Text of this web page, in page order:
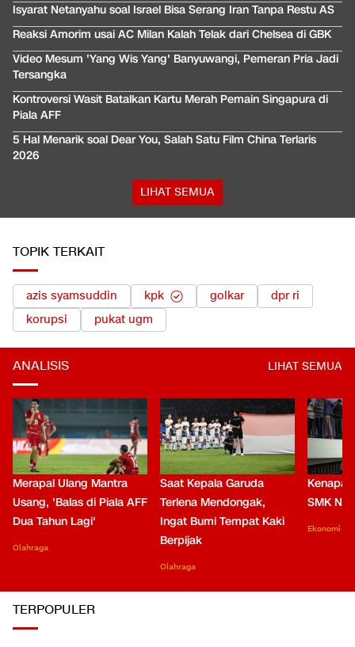
Isyarat Netanyahu soal Israel Bisa Serang Iran Tanpa Restu AS
Reaksi Amorim usai AC Milan Kalah Telak dari Chelsea di GBK
Video Mesum 'Yang Wis Yang' Banyuwangi, Pemeran Pria Jadi
Tersangka
Kontroversi Wasit Batalkan Kartu Merah Pemain Singapura di
Piala AFF
5 Hal Menarik soal Dear You, Salah Satu Film China Terlaris
2026
LIHAT SEMUA
TOPIK TERKAIT
azis syamsuddin kpk golkar
dpr ri
korupsi
pukat ugm
ANALISIS LIHAT SEMUA
Merapal Ulang Mantra
Usang, 'Balas di Piala AFF
Dua Tahun Lagi'
Olahraga
Saat Kepala Garuda
Terlena Mendongak,
Ingat Bumi Tempat Kaki
Berpijak
Olahraga
Kenapa
SMK
Ekonomi
TERPOPULER